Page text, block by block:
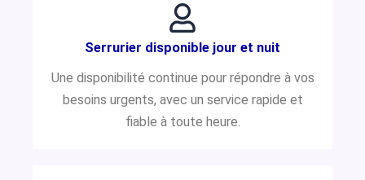
Serrurier disponible jour et nuit
Une disponibilité continue pour répondre à vos
besoins urgents, avec un service rapide et
fiable à toute heure.